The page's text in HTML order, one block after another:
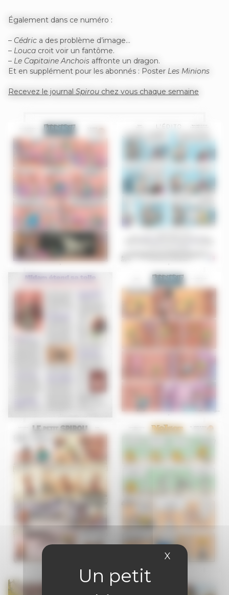
X Masquer le
Également dans ce numéro :
– Cédric a des problème d’image…
– Louca croit voir un fantôme.
– Le Capitaine Anchois affronte un dragon.
Et en supplément pour les abonnés : Poster Les Minions
Recevez le journal Spirou chez vous chaque semaine